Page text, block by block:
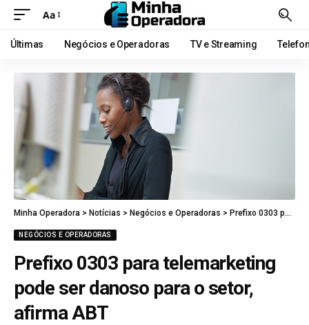
Aa
Últimas Negócios e Operadoras TV e Streaming
Minha Operadora > Notícias > Negócios e Operadoras > Prefixo 0303 para telemarketing pode ser danoso para o setor, afirma ABT
NEGÓCIOS E OPERADORAS
Prefixo 0303 para telemarketing
pode ser danoso para o setor,
afirma ABT